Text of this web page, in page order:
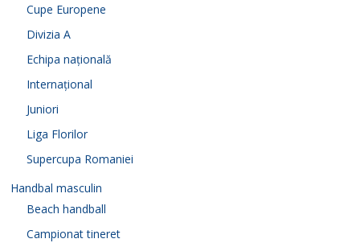
Cupe Europene
Divizia A
Echipa națională
Internațional
Juniori
Liga Florilor
Supercupa Romaniei
Handbal masculin
Beach handball
Campionat tineret